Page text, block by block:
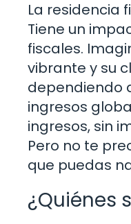
La residencia
Tiene un
fiscales.
vibrante y su
dependiendo
ingresos
ingresos, sin
Pero no te
que puedas
¿Quiénes